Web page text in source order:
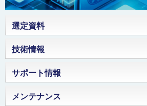
選定資料
ローラコンベヤの選定目安
搬送物・作業環境の確認
ローラ幅の選定
ラインドライブコンベヤのモータ出力
選定目安
ホイールコンベヤの選定目安
技術情報
部品名称図
フレーム断面寸法
サポート情報
製品を確認する（工事番号）
メンテナンス